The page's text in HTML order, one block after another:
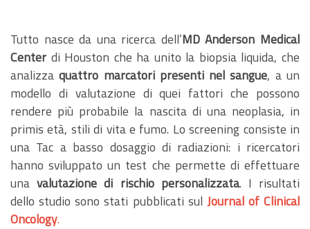
Tutto nasce da una ricerca dell’MD Anderson Medical
Center di Houston che ha unito la biopsia liquida, che
analizzaquattro marcatori presenti nel sangue, a un
modello di valutazione di quei fattori che possono
rendere più probabile la nascita di una neoplasia, in
primis età, stili di vita e fumo. Lo screening consiste in
una Tac a basso dosaggio di radiazioni: i ricercatori
hanno sviluppato un test che permette di effettuare
unavalutazione di rischio personalizzata. I risultati
dello studio sono stati pubblicati sul Journal of Clinical
Oncology.